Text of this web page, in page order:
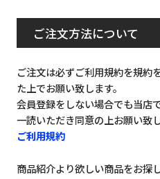
ご注文方法について
ご注文は必ずご利用規約を規約
た上でお願い致します。
会員登録をしない場合でも当店
一読いただき同意の上お願い致し
ご利用規約
商品紹介より欲しい商品をお探